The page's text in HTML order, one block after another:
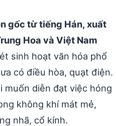
gốc từ tiếng Hán, xuất
Hoa và Việt Nam
sinh hoạt văn hóa phổ
có điều hòa, quạt điện.
muốn diễn đạt việc hóng
không khí mát mẻ,
nhã, cổ kính.